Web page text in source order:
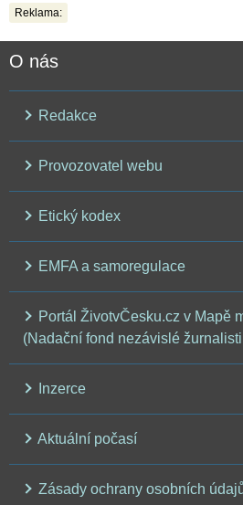
Reklama:
O nás
Redakce
Provozovatel webu
Etický kodex
EMFA a samoregulace
Portál ŽivotvČesku.cz v Mapě
(Nadační fond nezávislé
Inzerce
Aktuální počasí
Zásady ochrany osobních